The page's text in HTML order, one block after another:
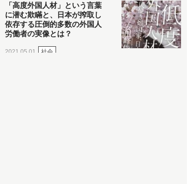
「高度外国人材」という言葉
に潜む欺瞞と、日本が搾取し
依存する圧倒的多数の外国人
労働者の実像とは？
2021.05.01 社会